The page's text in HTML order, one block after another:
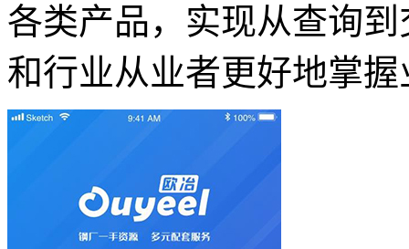
各类产品，实现从查询
和行业从业者更好地掌